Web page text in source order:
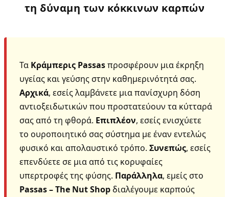
τη δύναμη των κόκκινων καρπών
Τα Κράμπερις Passasπροσφέρουν μια έκρηξη
υγείας και γεύσης στην καθημερινότητά σας.
Αρχικά, εσείς λαμβάνετε μια πανίσχυρη δόση
αντιοξειδωτικών που προστατεύουν τα κύτταρά
σας από τη φθορά. Επιπλέον, εσείς ενισχύετε
το ουροποιητικό σας σύστημα με έναν εντελώς
φυσικό και απολαυστικό τρόπο. Συνεπώς, εσείς
επενδύετε σε μια από τις κορυφαίες
υπερτροφές της φύσης. Παράλληλα, εμείς στο
Passas – The Nut Shopδιαλέγουμε καρπούς